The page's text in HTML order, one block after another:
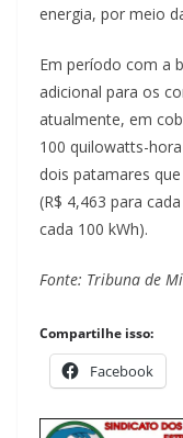
energia, por meio
Em período com a
adicional para os
atualmente, em
100 quilowatts-
dois patamares
(R$ 4,463 para
cada 100 kWh).
Fonte: Tribuna de
Compartilhe isso:
Facebook